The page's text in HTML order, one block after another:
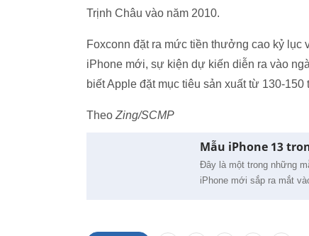
Trịnh Châu vào năm 2010.
Foxconn đặt ra mức tiền thưởng cao kỷ lục
iPhone mới, sự kiện dự kiến diễn ra vào
biết Apple đặt mục tiêu sản xuất từ 130-
Theo Zing/SCMP
Mẫu iPhone 13
Đây là một trong những
iPhone mới sắp ra mắt